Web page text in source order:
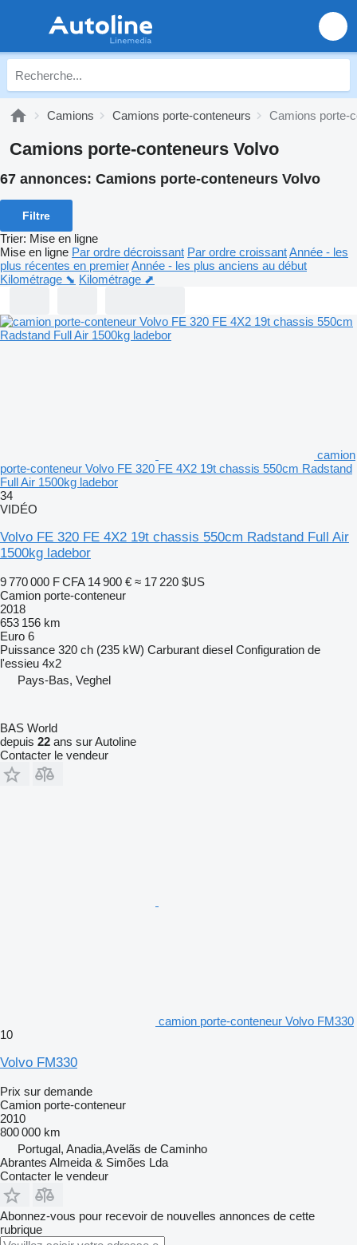
Camions Camions porte-conteneurs Camions porte-
Camions porte-conteneurs Volvo
67 annonces: Camions porte-conteneurs Volvo
Filtre
Trier: Mise en ligne
Mise en ligne Par ordre décroissant Par ordre croissantAnnée - les
plus récentes en premierAnnée - les plus anciens au début
Kilométrage ⬊ Kilométrage ⬈
camion
porte-conteneur Volvo FE 320 FE 4X2 19t chassis 550cm Radstand
Full Air 1500kg ladebor
34
VIDÉO
Volvo FE 320 FE 4X2 19t chassis 550cm Radstand Full Air
1500kg ladebor
9 770 000 F CFA 14 900 € ≈ 17 220 $US
Camion porte-conteneur
2018
653 156 km
Euro 6
Puissance 320 ch (235 kW) Carburant diesel Configuration de
l'essieu 4x2
Pays-Bas, Veghel
BAS World
depuis 22 ans sur Autoline
Contacter le vendeur
camion porte-conteneur Volvo FM330
10
Volvo FM330
Prix sur demande
Camion porte-conteneur
2010
800 000 km
Portugal, Anadia,Avelãs de Caminho
Abrantes Almeida & Simões Lda
Contacter le vendeur
Abonnez-vous pour recevoir de nouvelles annonces de cette
rubrique